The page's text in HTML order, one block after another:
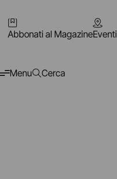
Abbonati al MagazineEventi
Menu Cerca